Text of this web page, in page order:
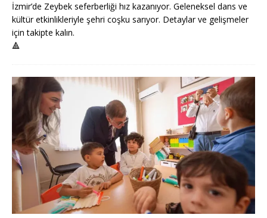
İzmir’de Zeybek seferberliği hız kazanıyor. Geleneksel dans ve
kültür etkinlikleriyle şehri coşku sarıyor. Detaylar ve gelişmeler
için takipte kalın.
🔺